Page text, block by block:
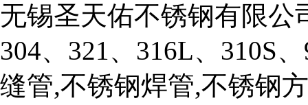
无锡圣天佑不锈钢有限公
304、321、316L、310S
缝管,不锈钢焊管,不锈钢